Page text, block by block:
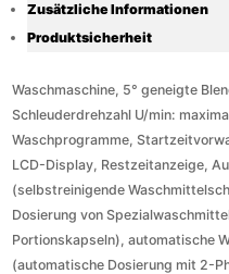
Zusätzliche Informationen
Produktsicherheit
Waschmaschine, 5° geneigte
Schleuderdrehzahl U/min:
Waschprogramme,
LCD-Display, Restzeitanzeige,
(selbstreinigende
Dosierung von
Portionskapseln), automatische
(automatische Dosierung mit 2-